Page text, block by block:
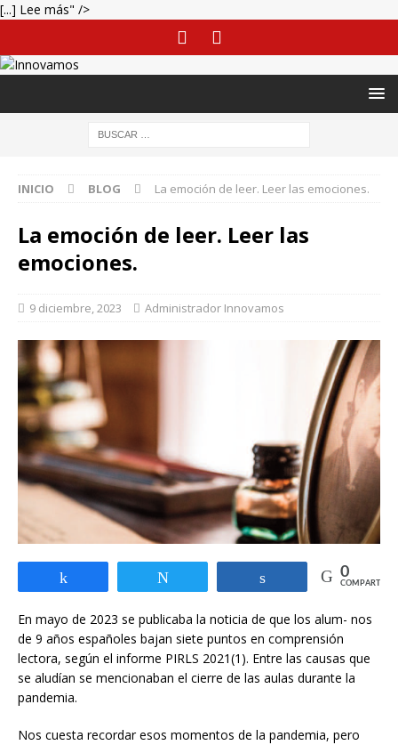
[...] Lee más" />
INICIO BLOG La emoción de leer. Leer las emociones.
La emoción de leer. Leer las
emociones.
9 diciembre, 2023 Administrador Innovamos
Compartir 0
COMPARTIR
En mayo de 2023 se publicaba la noticia de que los alum- nos
de 9 años españoles bajan siete puntos en comprensión
lectora, según el informe PIRLS 2021(1). Entre las causas que
se aludían se mencionaban el cierre de las aulas durante la
pandemia.
Nos cuesta recordar esos momentos de la pandemia, pero